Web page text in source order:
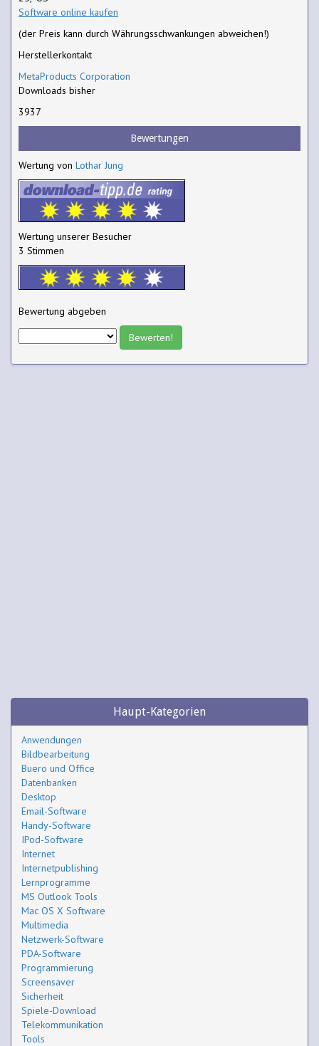
Software online kaufen
(der Preis kann durch Währungsschwankungen abweichen!)
Herstellerkontakt
MetaProducts Corporation
Downloads bisher
3937
Bewertungen
Wertung von Lothar Jung
Wertung unserer Besucher
3 Stimmen
Bewertung abgeben
Haupt-Kategorien
Anwendungen
Bildbearbeitung
Buero und Office
Datenbanken
Desktop
Email-Software
Handy-Software
IPod-Software
Internet
Internetpublishing
Lernprogramme
MS Outlook Tools
Mac OS X Software
Multimedia
Netzwerk-Software
PDA-Software
Programmierung
Screensaver
Sicherheit
Spiele-Download
Telekommunikation
Tools